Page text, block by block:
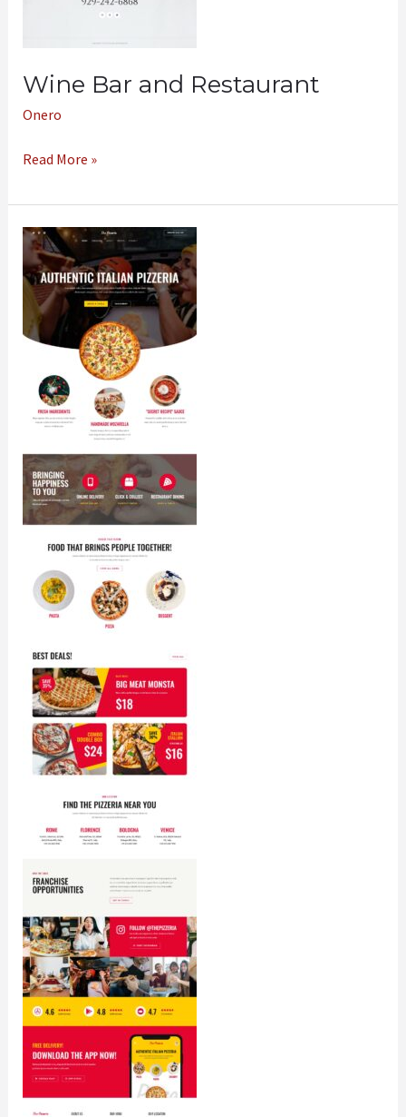
Wine Bar and Restaurant
Onero
Read More »
The
Pizzeria